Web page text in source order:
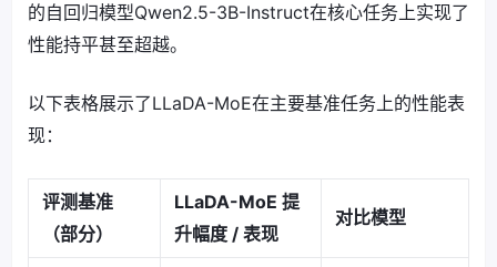
的自回归模型Qwen2.5-3B-Instruct在核心任务上实现了
性能持平甚至超越。
以下表格展示了LLaDA-MoE在主要基准任务上的性能表
现：
评测基准
（部分）
LLaDA-MoE 提
升幅度 / 表现
对比模型